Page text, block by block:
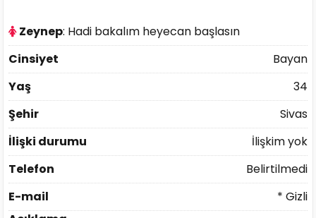
Zeynep: Hadi bakalım heyecan başlasın
Cinsiyet
Bayan
Yaş
34
Şehir
Sivas
İlişki durumu
İlişkim yok
Telefon
Belirtilmedi
E-mail
* Gizli